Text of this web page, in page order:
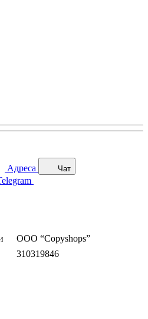
Адреса
Чат
ООО “Copyshops”
310319846